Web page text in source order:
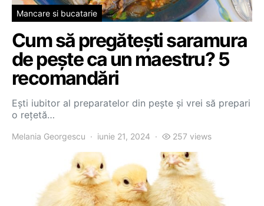
Mancare si bucatarie
Cum să pregătești saramura
de pește ca un maestru? 5
recomandări
Ești iubitor al preparatelor din pește și vrei să prepari
o rețetă…
Melania Georgescu iunie 21, 2024 257 views